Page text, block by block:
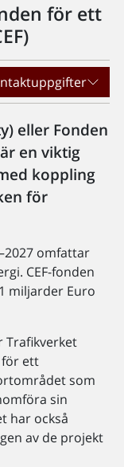
för ett
eller Fonden
en viktig
koppling
för
omfattar
CEF-fonden
miljarder Euro
Trafikverket
ett
som
sin
har också
av de projekt